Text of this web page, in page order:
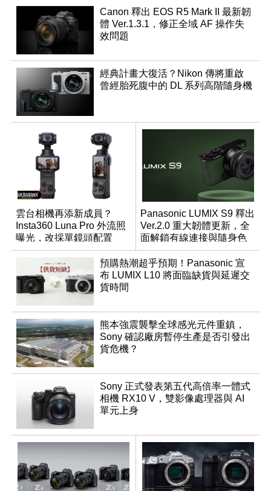
Canon 釋出 EOS R5 Mark II 最新韌
體 Ver.1.3.1，修正全域 AF 操作失
效問題
經典計畫大復活？Nikon 傳將重啟
曾經胎死腹中的 DL 系列高階隨身機
雲台相機再添新成員？
Insta360 Luna Pro 外流照
曝光，改採單鏡頭配置
Panasonic LUMIX S9 釋出
Ver.2.0 重大韌體更新，全
面解鎖有線連接與隨身色
調編輯
預購熱潮超乎預期！Panasonic 宣
布 LUMIX L10 將面臨缺貨與延遲交
貨時間
熊本強震襲擊全球感光元件重鎮，
Sony 確認廠房暫停生產是否引發出
貨危機？
Sony 正式發表第五代高倍率一體式
相機 RX10 V，雙影像處理器與 AI
單元上身